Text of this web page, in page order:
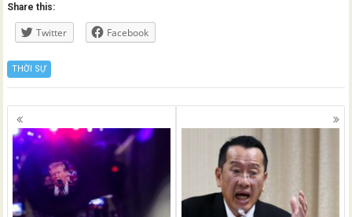
Share this:
Twitter Facebook
THỜI SỰ
Posts
navigation